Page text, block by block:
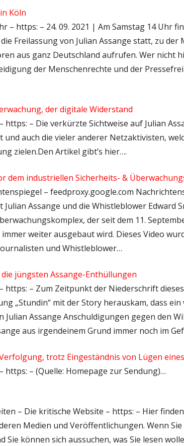
Köln
– https: – 24. 09. 2021 | Am Samstag 14 Uhr
Freilassung von Julian Assange statt, zu der
aus ganz Deutschland aufrufen. Wer nicht
der Menschenrechte und der
der digitale Widerstand
https: – Die verkürzte Sichtweise auf Julian
auch die vieler anderer Netzaktivisten,
zielen.Den Artikel gibt’s hier….
dem industriellen Sicherheits- &
– feedproxy.google.com
Assange und die Whistleblower Edward
der seit dem 11.
weiter ausgebaut wird. Dieses Video
und Whistleblower…
jüngsten Assange-Enthüllungen
– https: – Zum Zeitpunkt der Niederschrift
„Stundin“ mit der Story herauskam, dass
Assange Anschuldigungen gegen den
aus irgendeinem Grund immer noch im
trotz Eingeständnis von Lügen
https: – (Quelle: Homepage zur Sendung)…
– Die kritische Website – https: – Hier
Medien und Veröffentlichungen. Wenn Sie
können sich aussuchen, was Sie lesen